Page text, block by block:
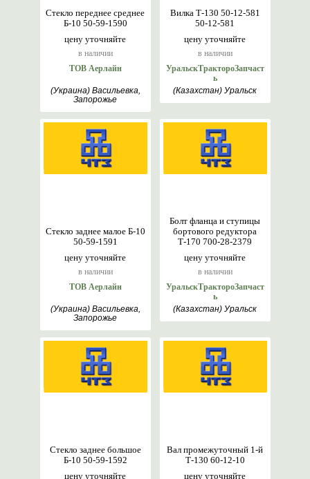
цену уточняйте
в наличии
Стекло переднее среднее
Б-10 50-59-1590
ТОВ Аерлайн
(Украина) Васильевка,
Запорожье
цену уточняйте
в наличии
Вилка Т-130 50-12-581
50-12-581
УральскТрактороЗапчаст
ь
(Казахстан) Уральск
цену уточняйте
в наличии
Стекло заднее малое Б-10
50-59-1591
ТОВ Аерлайн
(Украина) Васильевка,
Запорожье
цену уточняйте
в наличии
Болт фланца и ступицы
бортового редуктора
Т-170 700-28-2379
УральскТрактороЗапчаст
ь
(Казахстан) Уральск
цену уточняйте
Стекло заднее большое
Б-10 50-59-1592
цену уточняйте
Вал промежуточный 1-й
Т-130 60-12-10